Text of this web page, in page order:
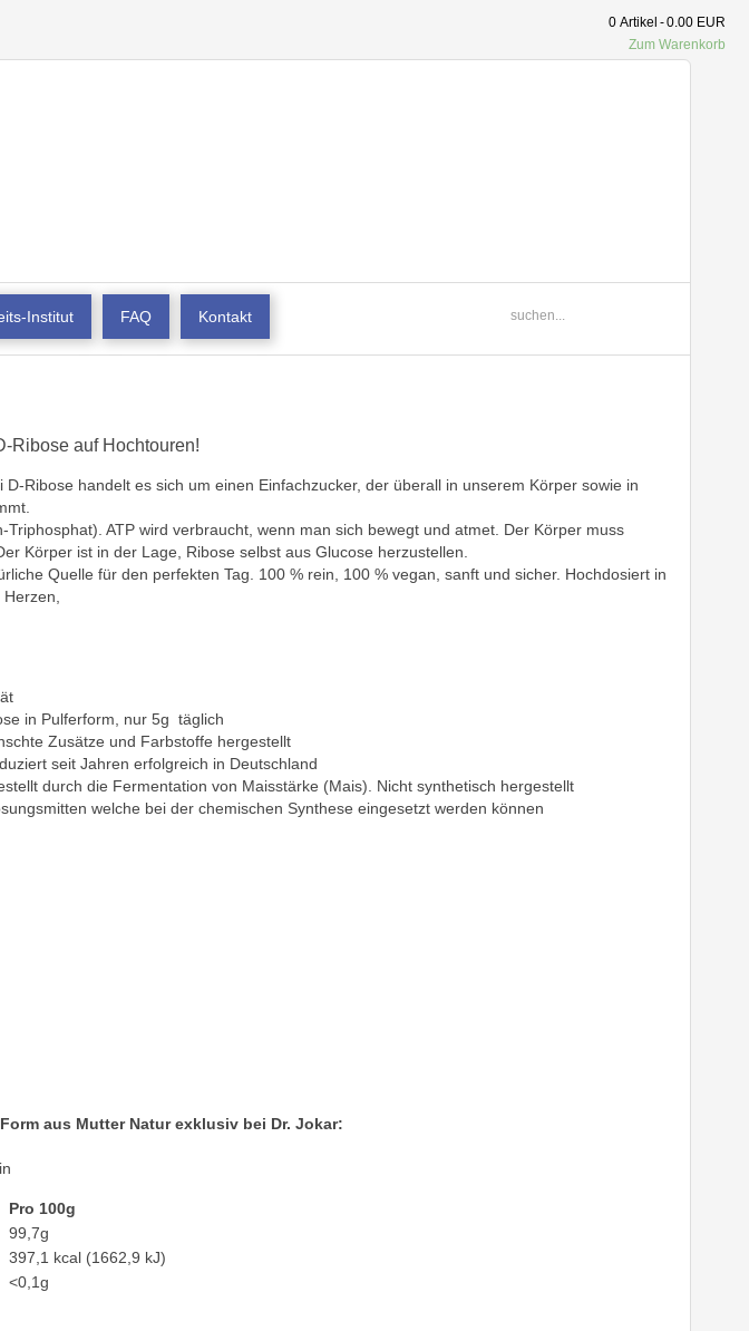
0 Artikel -0.00 EUR
Zum Warenkorb
Institut FAQ Kontakt
Ribose auf Hochtouren!
Ribose handelt es sich um einen Einfachzucker, der überall in unserem Körper sowie in
ATP wird verbraucht, wenn man sich bewegt und atmet. Der Körper muss
Körper ist in der Lage, Ribose selbst aus Glucose herzustellen.
Quelle für den perfekten Tag. 100 % rein, 100 % vegan, sanft und sicher. Hochdosiert in
in Pulferform, nur 5g täglich
Zusätze und Farbstoffe hergestellt
seit Jahren erfolgreich in Deutschland
durch die Fermentation von Maisstärke (Mais). Nicht synthetisch hergestellt
welche bei der chemischen Synthese eingesetzt werden können
aus Mutter Natur exklusiv bei Dr. Jokar:
Pro 100g
99,7g
397,1 kcal (1662,9 kJ)
<0,1g